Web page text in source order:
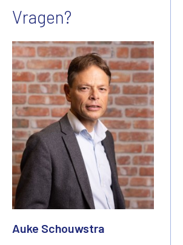
Vragen?
Auke Schouwstra